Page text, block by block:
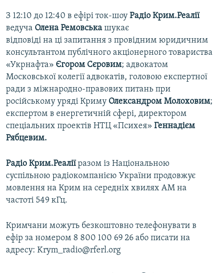
З 12:10 до 12:40 в ефірі ток-шоу Радіо Крим.Реалії
ведуча Олена Ремовська шукає
відповіді на ці запитання з провідним юридичним
консультантом публічного акціонерного товариства
«Укрнафта» Єгором Сєровим; адвокатом
Московської колегії адвокатів, головою експертної
ради з міжнародно-правових питань при
російському уряді Криму Олександром Молоховим;
експертом в енергетичній сфері, директором
спеціальних проектів НТЦ «Психея» Геннадієм
Рябцевим.
Радіо Крим.Реаліїразом із Національною
суспільною радіокомпанією України продовжує
мовлення на Крим на середніх хвилях АМ на
частоті 549 кГц.
Кримчани можуть безкоштовно телефонувати в
ефір за номером 8 800 100 69 26 або писати на
адресу: Krym_radio@rferl.org